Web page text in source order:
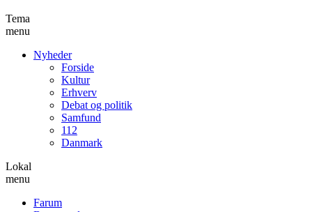
Tema
menu
Nyheder
Forside
Kultur
Erhverv
Debat og politik
Samfund
112
Danmark
Lokal
menu
Farum